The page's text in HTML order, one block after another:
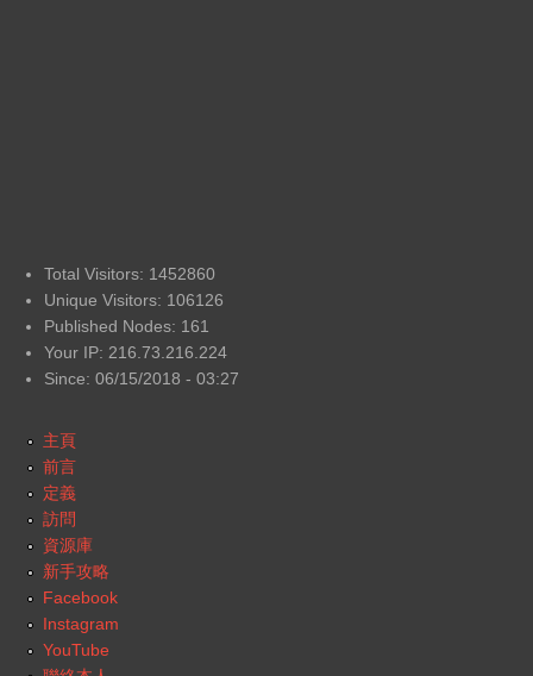
Total Visitors: 1452860
Unique Visitors: 106126
Published Nodes: 161
Your IP: 216.73.216.224
Since: 06/15/2018 - 03:27
主頁
前言
定義
訪問
資源庫
新手攻略
Facebook
Instagram
YouTube